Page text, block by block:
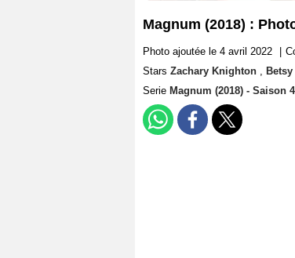
Magnum (2018) :
Photo ajoutée le 4 avril 2022
Stars Zachary Knighton ,
Serie Magnum (2018) - Saison 4